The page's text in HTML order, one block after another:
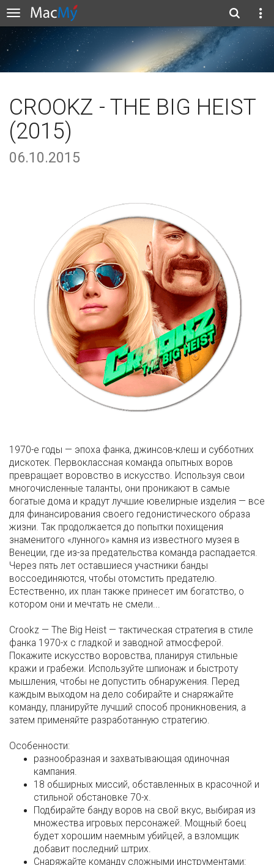
CROOKZ - THE BIG HEIST
(2015)
06.10.2015
1970-е годы — эпоха фанка, джинсов-клеш и субботних
дискотек. Первоклассная команда опытных воров
превращает воровство в искусство. Используя свои
многочисленные таланты, они проникают в самые
богатые дома и крадут лучшие ювелирные изделия — все
для финансирования своего гедонистического образа
жизни. Так продолжается до попытки похищения
знаменитого «лунного» камня из известного музея в
Венеции, где из-за предательства команда распадается.
Через пять лет оставшиеся участники банды
воссоединяются, чтобы отомстить предателю.
Естественно, их план также принесет им богатство, о
котором они и мечтать не смели...
Crookz — The Big Heist — тактическая стратегия в стиле
фанка 1970-х с гладкой и заводной атмосферой.
Покажите искусство воровства, планируя стильные
кражи и грабежи. Используйте шпионаж и быстроту
мышления, чтобы не допустить обнаружения. Перед
каждым выходом на дело собирайте и снаряжайте
команду, планируйте лучший способ проникновения, а
затем применяйте разработанную стратегию.
Особенности:
разнообразная и захватывающая одиночная
кампания.
18 обширных миссий, обставленных в красочной и
стильной обстановке 70-х.
Подбирайте банду воров на свой вкус, выбирая из
множества игровых персонажей. Мощный боец
будет хорошим наемным убийцей, а взломщик
добавит последний штрих.
Снаряжайте команду сложными инструментами: